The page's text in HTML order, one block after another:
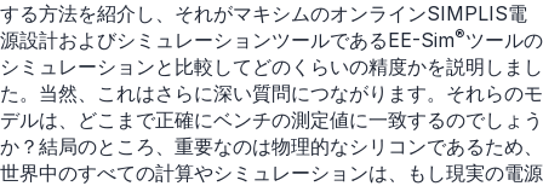
する方法を紹介し、それがマキシムのオンラインSIMPLIS電
源設計およびシミュレーションツールであるEE-Sim®ツールの
シミュレーションと比較してどのくらいの精度かを説明しまし
た。当然、これはさらに深い質問につながります。それらのモ
デルは、どこまで正確にベンチの測定値に一致するのでしょう
か？結局のところ、重要なのは物理的なシリコンであるため、
世界中のすべての計算やシミュレーションは、もし現実の電源